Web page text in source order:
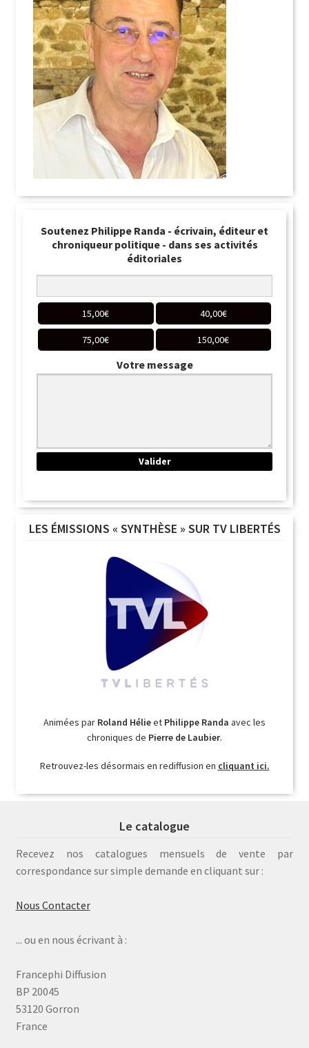
Soutenez Philippe Randa - écrivain, éditeur et
chroniqueur politique - dans ses activités
éditoriales
15,00€ 40,00€
75,00€ 150,00€
Votre message
LES ÉMISSIONS « SYNTHÈSE » SUR TV LIBERTÉS
Animées par Roland Hélieet Philippe Randa avec les
chroniques de Pierre de Laubier.
Retrouvez-les désormais en rediffusion en cliquant ici.
Le catalogue
Recevez nos catalogues mensuels de vente par
correspondance sur simple demande en cliquant sur :
Nous Contacter
... ou en nous écrivant à :
Francephi Diffusion
BP 20045
53120 Gorron
France